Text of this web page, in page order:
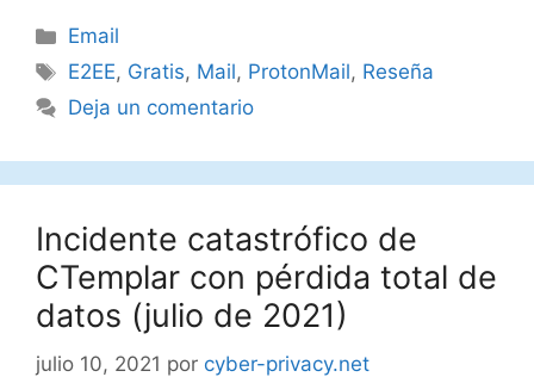
Categorías
Email
Etiquetas
E2EE, Gratis, Mail, ProtonMail, Reseña
Deja un comentario
Incidente catastrófico de
CTemplar con pérdida total de
datos (julio de 2021)
julio 10, 2021 por cyber-privacy.net